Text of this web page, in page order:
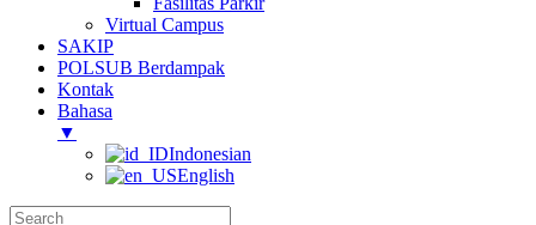
Virtual Campus
SAKIP
POLSUB Berdampak
Kontak
Bahasa
▼
Indonesian
English